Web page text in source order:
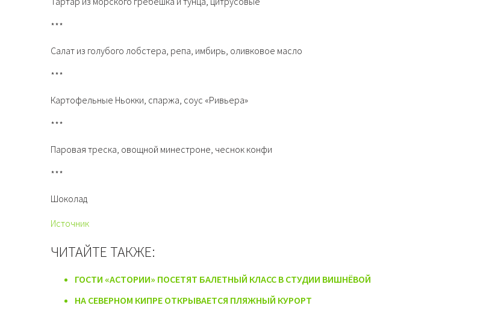
***
Салат из голубого лобстера, репа, имбирь, оливковое масло
***
Картофельные Ньокки, спаржа, соус «Ривьера»
***
Паровая треска, овощной минестроне, чеснок конфи
***
Шоколад
Источник
ЧИТАЙТЕ ТАКЖЕ:
ГОСТИ «АСТОРИИ» ПОСЕТЯТ БАЛЕТНЫЙ КЛАСС В СТУДИИ ВИШНЁВОЙ
НА СЕВЕРНОМ КИПРЕ ОТКРЫВАЕТСЯ ПЛЯЖНЫЙ КУРОРТ